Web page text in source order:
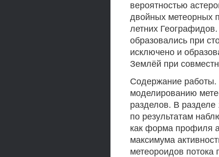
вероятностью
двойных метеорных
летних
образовались при
исключено и
Землёй при
Содержание работы.
моделированию
разделов. В
по результатам
как форма профиля
максимума
метеороидов потока